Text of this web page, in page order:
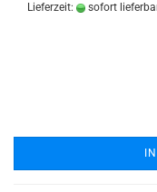
Lieferzeit: sofort